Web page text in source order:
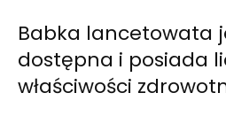
Babka lancetowata
dostępna i posiada
właściwości